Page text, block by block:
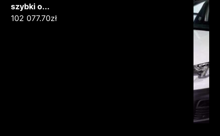
szybki o...
102 077.70zł